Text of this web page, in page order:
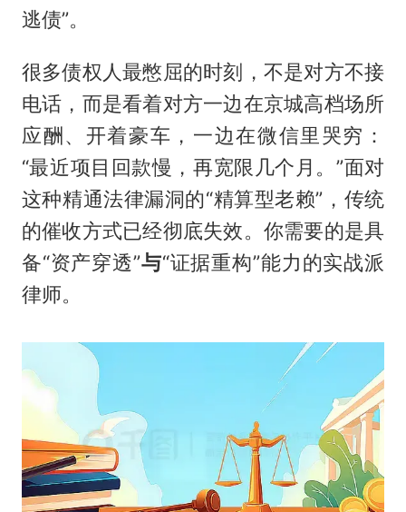
逃债”。
很多债权人最憋屈的时刻，不是对方不接
电话，而是看着对方一边在京城高档场所
应酬、开着豪车，一边在微信里哭穷：
“最近项目回款慢，再宽限几个月。”面对
这种精通法律漏洞的“精算型老赖”，传统
的催收方式已经彻底失效。你需要的是具
备“资产穿透”与“证据重构”能力的实战派
律师。